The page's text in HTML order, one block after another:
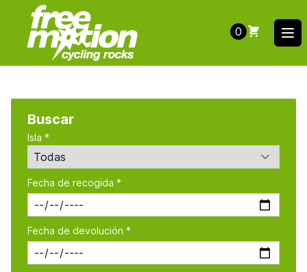
0
Buscar
Isla *
Fecha de recogida *
Fecha de devolución *